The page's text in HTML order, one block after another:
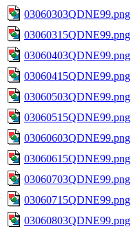
03060303QDNE99.png
03060315QDNE99.png
03060403QDNE99.png
03060415QDNE99.png
03060503QDNE99.png
03060515QDNE99.png
03060603QDNE99.png
03060615QDNE99.png
03060703QDNE99.png
03060715QDNE99.png
03060803QDNE99.png